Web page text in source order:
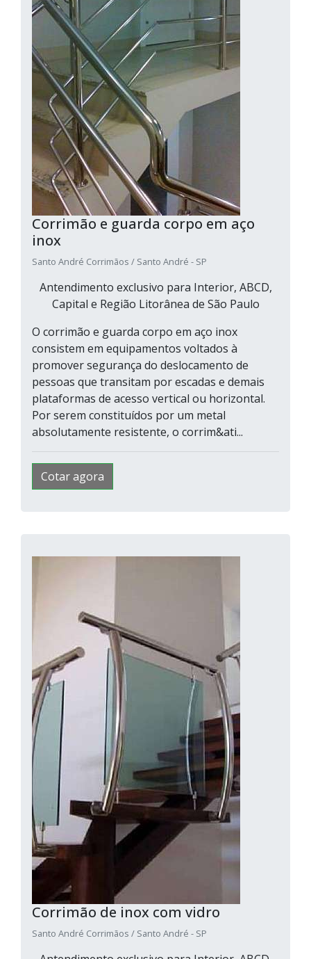
Corrimão e guarda corpo em aço
inox
Santo André Corrimãos / Santo André - SP
Antendimento exclusivo para Interior, ABCD,
Capital e Região Litorânea de São Paulo
O corrimão e guarda corpo em aço inox
consistem em equipamentos voltados à
promover segurança do deslocamento de
pessoas que transitam por escadas e demais
plataformas de acesso vertical ou horizontal.
Por serem constituídos por um metal
absolutamente resistente, o corrim&ati...
Cotar agora
Corrimão de inox com vidro
Santo André Corrimãos / Santo André - SP